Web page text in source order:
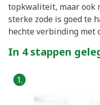
topkwaliteit, maar ook
sterke zode is goed te
hechte verbinding met
In 4 stappen
1.